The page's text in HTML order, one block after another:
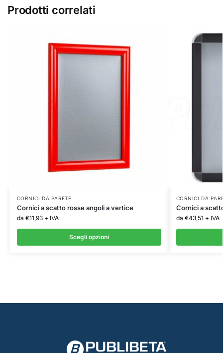
Prodotti correlati
CORNICI DA PARETE
Cornici a scatto rosse angoli a vertice
da €11,93 + IVA
Scegli opzioni
CORNICI DA
Cornici a
da €43,51 + IVA